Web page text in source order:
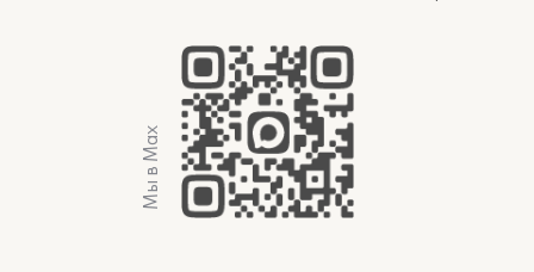
Мы в Max